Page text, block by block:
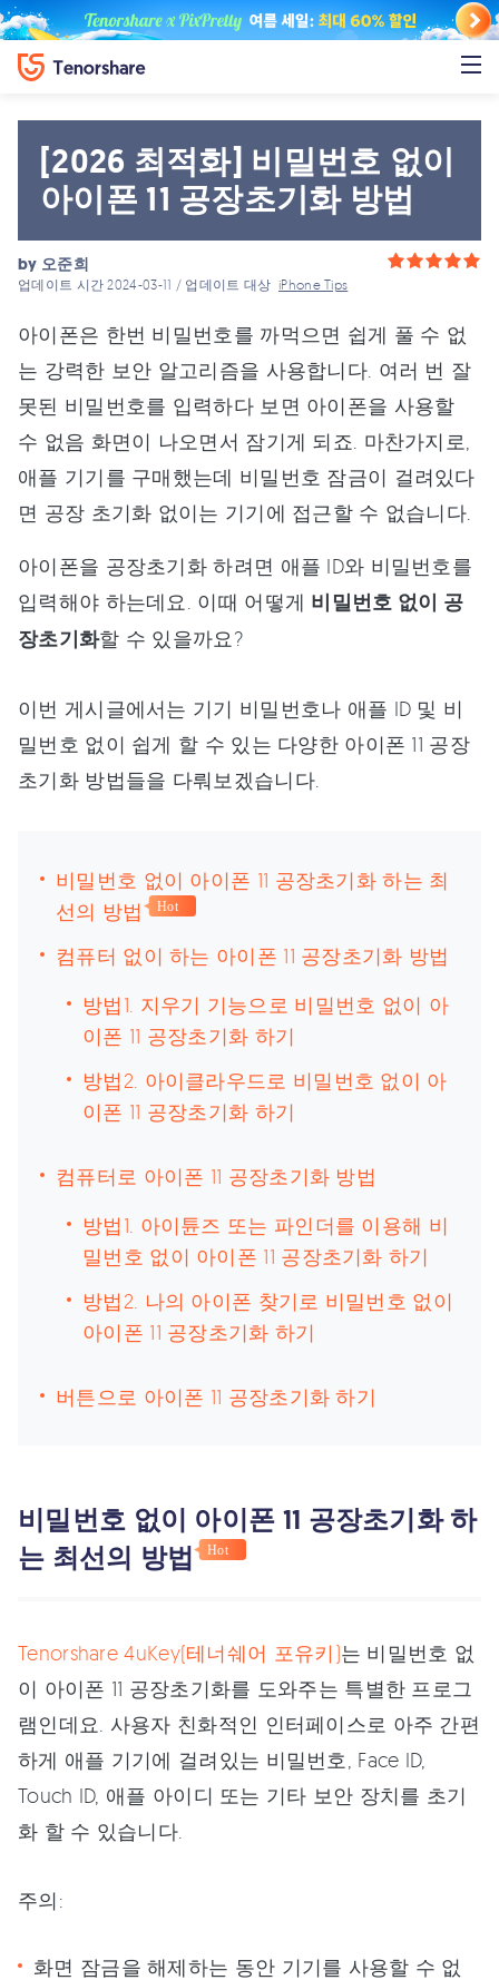
[2026 최적화] 비밀번호 없이
아이폰 11 공장초기화 방법
by 오준희
업데이트 시간 2024-03-11 / 업데이트 대상iPhone Tips
아이폰은 한번 비밀번호를 까먹으면 쉽게 풀 수 없
는 강력한 보안 알고리즘을 사용합니다. 여러 번 잘
못된 비밀번호를 입력하다 보면 아이폰을 사용할
수 없음 화면이 나오면서 잠기게 되죠. 마찬가지로,
애플 기기를 구매했는데 비밀번호 잠금이 걸려있다
면 공장 초기화 없이는 기기에 접근할 수 없습니다.
아이폰을 공장초기화 하려면 애플 ID와 비밀번호를
입력해야 하는데요. 이때 어떻게 비밀번호 없이 공
장초기화할 수 있을까요?
이번 게시글에서는 기기 비밀번호나 애플 ID 및 비
밀번호 없이 쉽게 할 수 있는 다양한 아이폰 11 공장
초기화 방법들을 다뤄보겠습니다.
비밀번호 없이 아이폰 11 공장초기화 하는 최
선의 방법
Hot
컴퓨터 없이 하는 아이폰 11 공장초기화 방법
방법1. 지우기 기능으로 비밀번호 없이 아
이폰 11 공장초기화 하기
방법2. 아이클라우드로 비밀번호 없이 아
이폰 11 공장초기화 하기
컴퓨터로 아이폰 11 공장초기화 방법
방법1. 아이튠즈 또는 파인더를 이용해 비
밀번호 없이 아이폰 11 공장초기화 하기
방법2. 나의 아이폰 찾기로 비밀번호 없이
아이폰 11 공장초기화 하기
버튼으로 아이폰 11 공장초기화 하기
비밀번호 없이 아이폰 11 공장초기화 하
는 최선의 방법
Hot
Tenorshare 4uKey(테너쉐어 포유키)는 비밀번호 없
이 아이폰 11 공장초기화를 도와주는 특별한 프로그
램인데요. 사용자 친화적인 인터페이스로 아주 간편
하게 애플 기기에 걸려있는 비밀번호, Face ID,
Touch ID, 애플 아이디 또는 기타 보안 장치를 초기
화 할 수 있습니다.
주의:
화면 잠금을 해제하는 동안 기기를 사용할 수 없